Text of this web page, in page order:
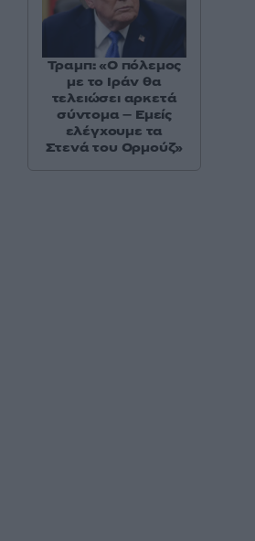
Τραμπ: «Ο πόλεμος
με το Ιράν θα
τελειώσει αρκετά
σύντομα – Εμείς
ελέγχουμε τα
Στενά του Ορμούζ»